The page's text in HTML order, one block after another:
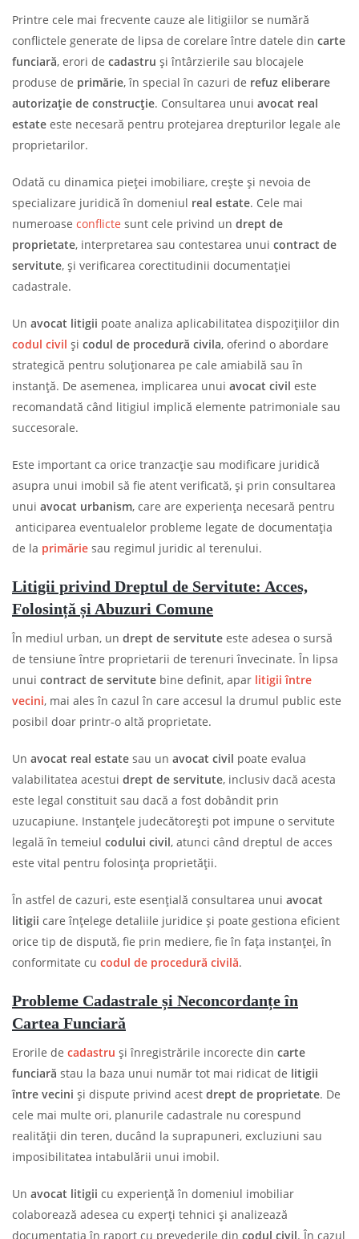
Printre cele mai frecvente cauze ale litigiilor se numără
conflictele generate de lipsa de corelare între datele din carte
funciară, erori de cadastru și întârzierile sau blocajele
produse de primărie, în special în cazuri de refuz eliberare
autorizație de construcție. Consultarea unui avocat real
estate este necesară pentru protejarea drepturilor legale ale
proprietarilor.
Odată cu dinamica pieței imobiliare, crește și nevoia de
specializare juridică în domeniul real estate. Cele mai
numeroase conflicte sunt cele privind un drept de
proprietate, interpretarea sau contestarea unui contract de
servitute, și verificarea corectitudinii documentației
cadastrale.
Un avocat litigii poate analiza aplicabilitatea dispozițiilor din
codul civil și codul de procedură civila, oferind o abordare
strategică pentru soluționarea pe cale amiabilă sau în
instanță. De asemenea, implicarea unui avocat civil este
recomandată când litigiul implică elemente patrimoniale sau
succesorale.
Este important ca orice tranzacție sau modificare juridică
asupra unui imobil să fie atent verificată, și prin consultarea
unui avocat urbanism, care are experiența necesară pentru
anticiparea eventualelor probleme legate de documentația
de la primărie sau regimul juridic al terenului.
Litigii privind Dreptul de Servitute: Acces,
Folosință și Abuzuri Comune
În mediul urban, un drept de servitute este adesea o sursă
de tensiune între proprietarii de terenuri învecinate. În lipsa
unui contract de servitute bine definit, apar litigii între
vecini, mai ales în cazul în care accesul la drumul public este
posibil doar printr-o altă proprietate.
Un avocat real estate sau un avocat civil poate evalua
valabilitatea acestui drept de servitute, inclusiv dacă acesta
este legal constituit sau dacă a fost dobândit prin
uzucapiune. Instanțele judecătorești pot impune o servitute
legală în temeiul codului civil, atunci când dreptul de acces
este vital pentru folosința proprietății.
În astfel de cazuri, este esențială consultarea unui avocat
litigii care înțelege detaliile juridice și poate gestiona eficient
orice tip de dispută, fie prin mediere, fie în fața instanței, în
conformitate cu codul de procedură civilă.
Probleme Cadastrale și Neconcordanțe în
Cartea Funciară
Erorile de cadastru și înregistrările incorecte din carte
funciară stau la baza unui număr tot mai ridicat de litigii
între vecini și dispute privind acest drept de proprietate. De
cele mai multe ori, planurile cadastrale nu corespund
realității din teren, ducând la suprapuneri, excluziuni sau
imposibilitatea intabulării unui imobil.
Un avocat litigii cu experiență în domeniul imobiliar
colaborează adesea cu experți tehnici și analizează
documentația în raport cu prevederile din codul civil. În cazul